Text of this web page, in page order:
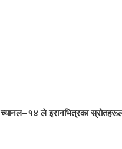
च्यानल–१४ ले इरानभित्रका